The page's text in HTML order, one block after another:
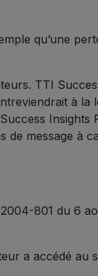
qu’une
TTI
à la
Insights
de message à
801 du 6
a accédé au